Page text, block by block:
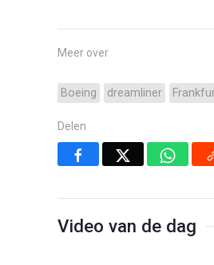
Meer over
Boeing dreamliner
Delen
Video van de dag